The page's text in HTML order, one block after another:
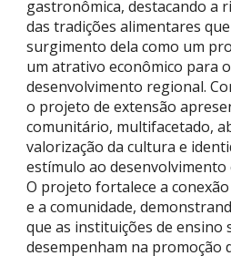
gastronômica, destacando a
das tradições alimentares
surgimento dela como um
um atrativo econômico para
desenvolvimento regional.
o projeto de extensão
comunitário, multifacetado,
valorização da cultura e
estímulo ao
O projeto fortalece a
e a comunidade,
que as instituições de ensino
desempenham na promoção